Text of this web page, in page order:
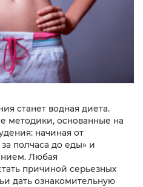
станет водная диета.
методики, основанные на
начиная от
полчаса до еды» и
Любая
причиной серьезных
дать ознакомительную